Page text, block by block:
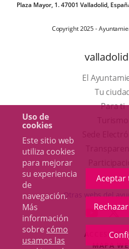
Uso de
cookies
Este sitio web
utiliza cookies
para mejorar
su experiencia
de
navegación.
Más
información
sobre cómo
usamos las
Aceptar
Plaza Mayor, 1. 47001 Valladolid,
Copyright 2025 -
El
Tu
Para ti
Otras webs del
ENLACE
A
UNA
A
MAPA